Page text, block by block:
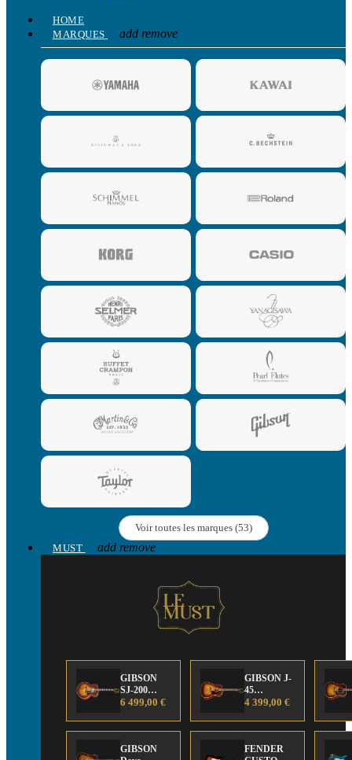
HOME
MARQUES
add remove
Voir toutes les marques (53)
MUST
add remove
GIBSON
SJ-200
Anniversary
Edition
6 499,00 €
GIBSON J-
45
Anniversary
Edition
4 399,00 €
GIBSON
FENDER